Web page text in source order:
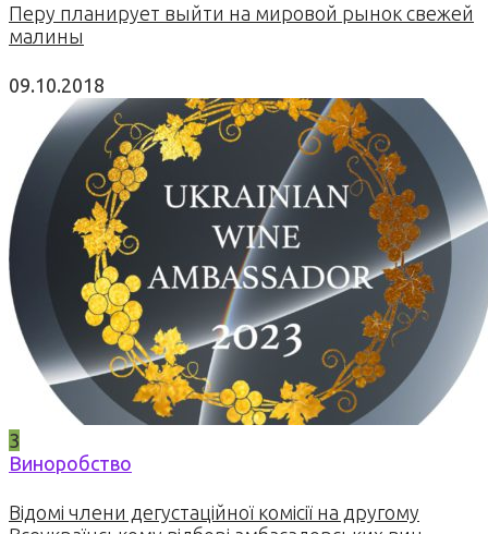
Перу планирует выйти на мировой рынок свежей
малины
09.10.2018
3
Виноробство
Відомі члени дегустаційної комісії на другому